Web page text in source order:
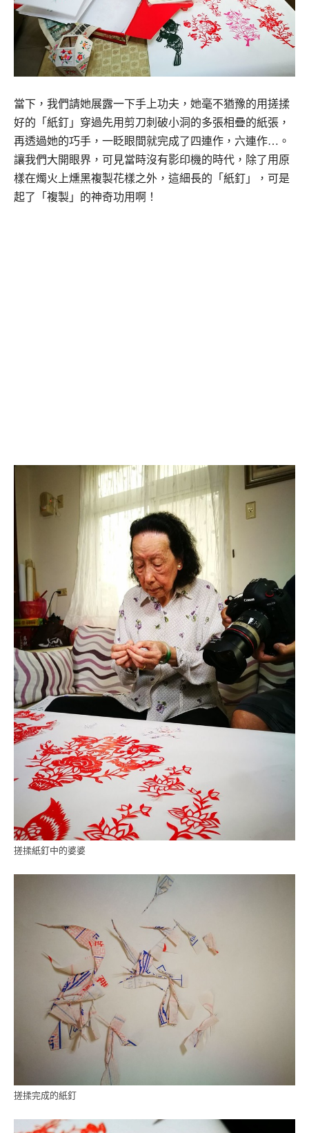
當下，我們請她展露一下手上功夫，她毫不猶豫的用搓揉
好的「紙釘」穿過先用剪刀刺破小洞的多張相疊的紙張，
再透過她的巧手，一眨眼間就完成了四連作，六連作…。
讓我們大開眼界，可見當時沒有影印機的時代，除了用原
樣在燭火上燻黑複製花樣之外，這細長的「紙釘」，可是
起了「複製」的神奇功用啊！
搓揉紙釘中的婆婆
搓揉完成的紙釘